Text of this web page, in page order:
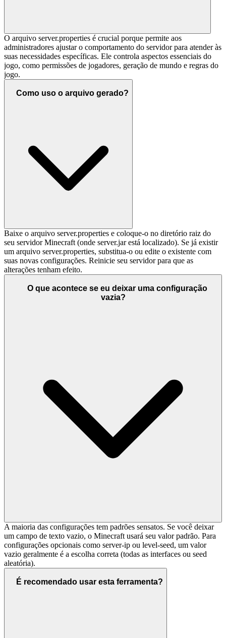
O arquivo server.properties é crucial porque permite aos
administradores ajustar o comportamento do servidor para atender às
suas necessidades específicas. Ele controla aspectos essenciais do
jogo, como permissões de jogadores, geração de mundo e regras do
jogo.
Como uso o arquivo gerado?
Baixe o arquivo server.properties e coloque-o no diretório raiz do
seu servidor Minecraft (onde server.jar está localizado). Se já existir
um arquivo server.properties, substitua-o ou edite o existente com
suas novas configurações. Reinicie seu servidor para que as
alterações tenham efeito.
O que acontece se eu deixar uma configuração
vazia?
A maioria das configurações tem padrões sensatos. Se você deixar
um campo de texto vazio, o Minecraft usará seu valor padrão. Para
configurações opcionais como server-ip ou level-seed, um valor
vazio geralmente é a escolha correta (todas as interfaces ou seed
aleatória).
É recomendado usar esta ferramenta?